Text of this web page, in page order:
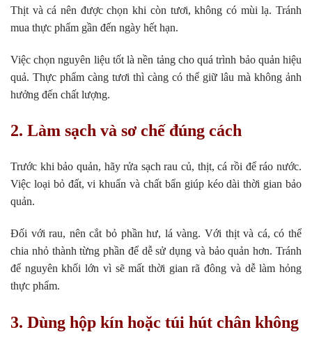
Thịt và cá nên được chọn khi còn tươi, không có mùi lạ. Tránh
mua thực phẩm gần đến ngày hết hạn.
Việc chọn nguyên liệu tốt là nền tảng cho quá trình bảo quản hiệu
quả. Thực phẩm càng tươi thì càng có thể giữ lâu mà không ảnh
hưởng đến chất lượng.
2. Làm sạch và sơ chế đúng cách
Trước khi bảo quản, hãy rửa sạch rau củ, thịt, cá rồi để ráo nước.
Việc loại bỏ đất, vi khuẩn và chất bẩn giúp kéo dài thời gian bảo
quản.
Đối với rau, nên cắt bỏ phần hư, lá vàng. Với thịt và cá, có thể
chia nhỏ thành từng phần để dễ sử dụng và bảo quản hơn. Tránh
để nguyên khối lớn vì sẽ mất thời gian rã đông và dễ làm hỏng
thực phẩm.
3. Dùng hộp kín hoặc túi hút chân không